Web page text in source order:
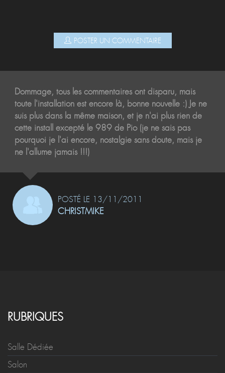
POSTER UN COMMENTAIRE
Dommage, tous les commentaires ont disparu, mais
toute l'installation est encore là, bonne nouvelle :) Je ne
suis plus dans la même maison, et je n'ai plus rien de
cette install excepté le 989 de Pio (je ne sais pas
pourquoi je l'ai encore, nostalgie sans doute, mais je
ne l'allume jamais !!!)
POSTÉ LE 13/11/2011
CHRISTMIKE
RUBRIQUES
Salle Dédiée
Salon